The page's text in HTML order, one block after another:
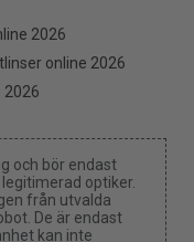
2026
online 2026
2026
och bör endast
optiker.
från utvalda
De är endast
kan inte